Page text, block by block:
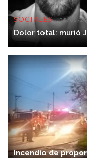
SOCIALES 08/08/
Dolor total: murió
Incendio de